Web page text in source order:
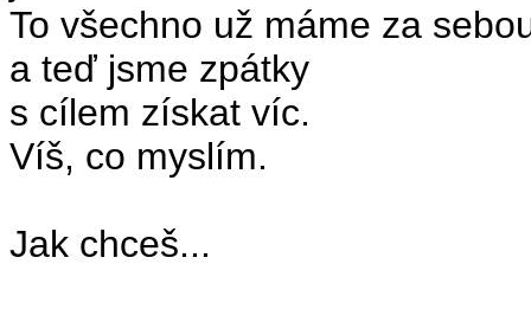
To všechno už máme za
a teď jsme zpátky
s cílem získat víc.
Víš, co myslím.
Jak chceš...